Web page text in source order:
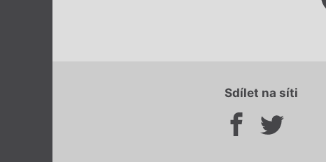
Sdílet na síti